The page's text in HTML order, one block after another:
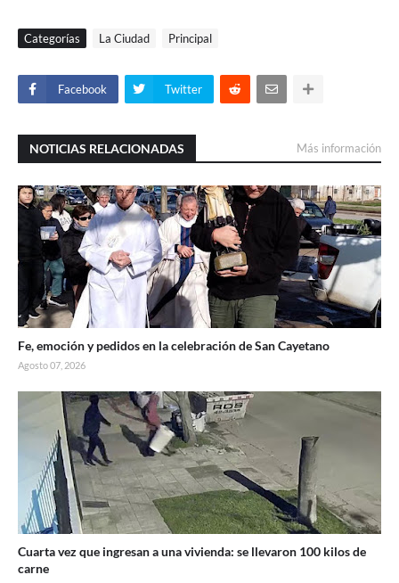
Categorías La Ciudad Principal
Facebook Twitter
NOTICIAS RELACIONADAS Más información
Fe, emoción y pedidos en la celebración de San Cayetano
Agosto 07, 2026
Cuarta vez que ingresan a una vivienda: se llevaron 100 kilos de
carne